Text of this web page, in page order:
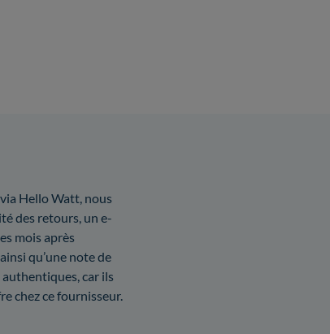
Hello Watt, nous
des retours, un e-
mois après
qu’une note de
car ils
chez ce fournisseur.